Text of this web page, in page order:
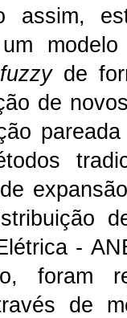
assim,
fuzzyde
de
-
foram
de